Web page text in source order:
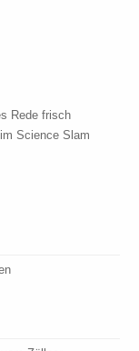
Rede frisch
Science Slam